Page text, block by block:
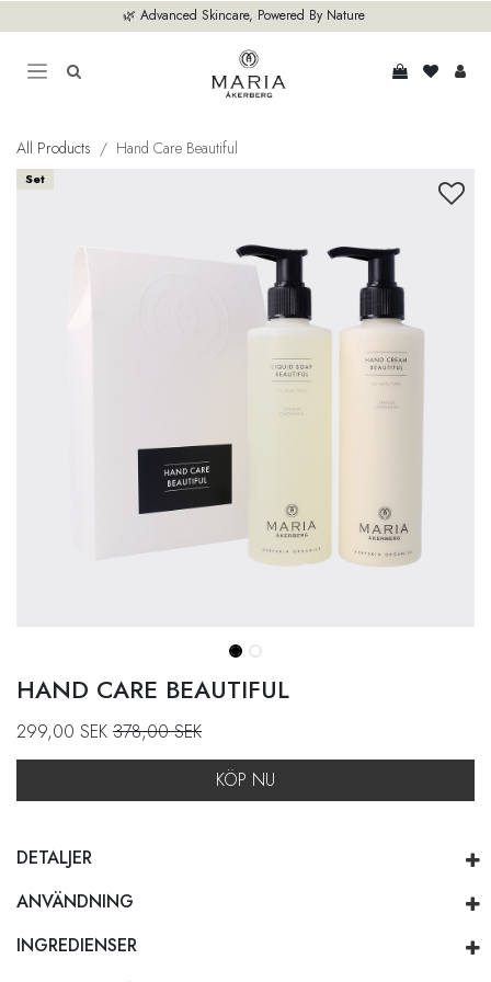
🌿 Advanced Skincare, Powered By Nature
All Products Hand Care Beautiful
Set
HAND CARE BEAUTIFUL
299,00 SEK 378,00SEK
KÖP NU
DETALJER
ANVÄNDNING
INGREDIENSER